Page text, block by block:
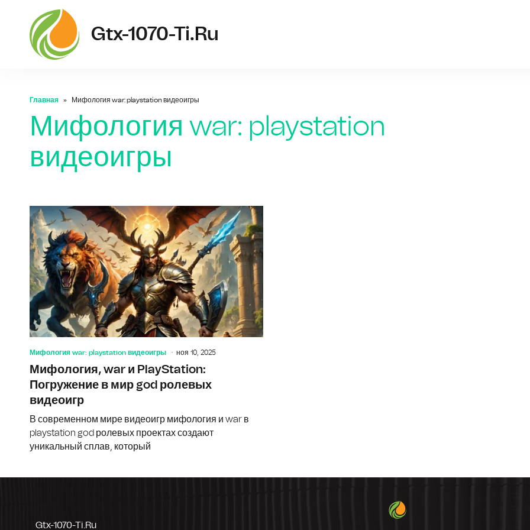
Gtx-1070-Ti.ru
Главная Мифология war: playstation видеоигры
Мифология war: playstation
видеоигры
Мифология war: playstation видеоигры ноя 10, 2025
Мифология, war и PlayStation:
Погружение в мир god ролевых
видеоигр
В современном мире видеоигр мифология и war в
playstation god ролевых проектах создают
уникальный сплав, который
Gtx-1070-Ti.ru